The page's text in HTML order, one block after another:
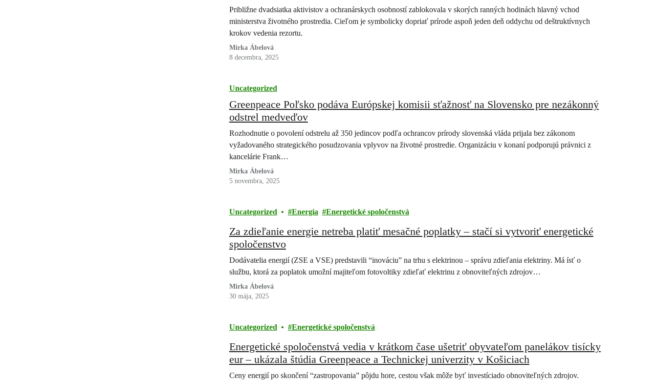
Približne dvadsiatka aktivistov a ochranárskych osobností zablokovala v skorých ranných hodinách hlavný vchod
ministerstva životného prostredia. Cieľom je symbolicky dopriať prírode aspoň jeden deň oddychu od deštruktívnych
krokov vedenia rezortu.
Mirka Ábelová
8 decembra, 2025
Uncategorized
Greenpeace Poľsko podáva Európskej komisii sťažnosť na Slovensko pre nezákonný
odstrel medveďov
Rozhodnutie o povolení odstrelu až 350 jedincov podľa ochrancov prírody slovenská vláda prijala bez zákonom
vyžadovaného strategického posudzovania vplyvov na životné prostredie. Organizáciu v konaní podporujú právnici z
kancelárie Frank…
Mirka Ábelová
5 novembra, 2025
Uncategorized Energia Energetické spoločenstvá
Za zdieľanie energie netreba platiť mesačné poplatky – stačí si vytvoriť energetické
spoločenstvo
Dodávatelia energií (ZSE a VSE) predstavili “inováciu” na trhu s elektrinou – správu zdieľania elektriny. Má ísť o
službu, ktorá za poplatok umožní majiteľom fotovoltiky zdieľať elektrinu z obnoviteľných zdrojov…
Mirka Ábelová
30 mája, 2025
Uncategorized Energetické spoločenstvá
Energetické spoločenstvá vedia v krátkom čase ušetriť obyvateľom panelákov tisícky
eur – ukázala štúdia Greenpeace a Technickej univerzity v Košiciach
Ceny energií po skončení “zastropovania” pôjdu hore, cestou však môže byť investíciado obnoviteľných zdrojov.